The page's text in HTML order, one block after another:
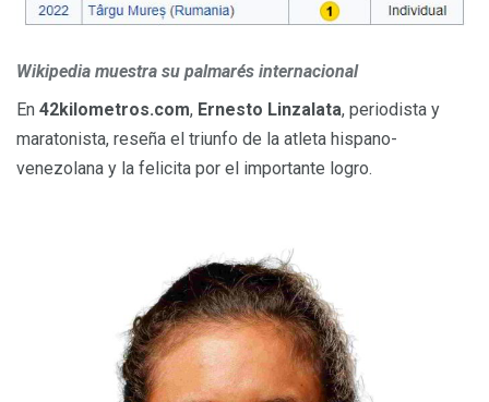
Wikipedia muestra su palmarés internacional
En 42kilometros.com, Ernesto Linzalata, periodista y
maratonista, reseña el triunfo de la atleta hispano-
venezolana y la felicita por el importante logro.